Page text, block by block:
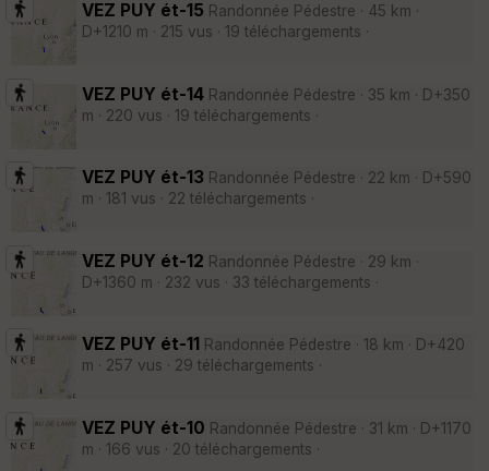
VEZ PUY ét-15 Randonnée Pédestre · 45 km ·
D+1210 m · 215 vus · 19 téléchargements ·
VEZ PUY ét-14 Randonnée Pédestre · 35 km · D+350
m · 220 vus · 19 téléchargements ·
VEZ PUY ét-13 Randonnée Pédestre · 22 km · D+590
m · 181 vus · 22 téléchargements ·
VEZ PUY ét-12 Randonnée Pédestre · 29 km ·
D+1360 m · 232 vus · 33 téléchargements ·
VEZ PUY ét-11 Randonnée Pédestre · 18 km · D+420
m · 257 vus · 29 téléchargements ·
VEZ PUY ét-10 Randonnée Pédestre · 31 km · D+1170
m · 166 vus · 20 téléchargements ·